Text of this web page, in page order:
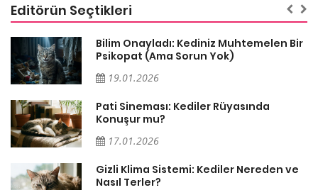
Editörün Seçtikleri
Bilim Onayladı: Kediniz Muhtemelen Bir
Psikopat (Ama Sorun Yok)
19.01.2026
Pati Sineması: Kediler Rüyasında
Konuşur mu?
17.01.2026
Gizli Klima Sistemi: Kediler Nereden ve
Nasıl Terler?